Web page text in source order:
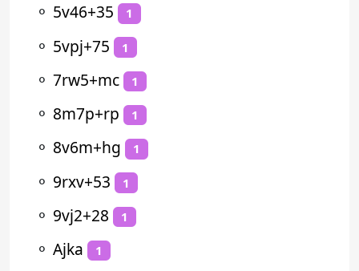
⚬ 5v46+35 1
⚬ 5vpj+75 1
⚬ 7rw5+mc 1
⚬ 8m7p+rp 1
⚬ 8v6m+hg 1
⚬ 9rxv+53 1
⚬ 9vj2+28 1
⚬ Ajka 1